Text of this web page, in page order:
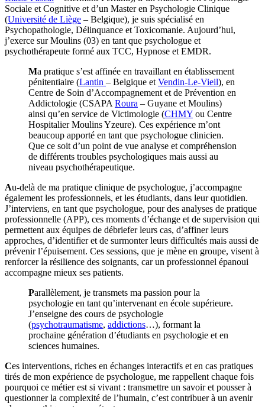
Sociale et Cognitive et d’un Master en Psychologie Clinique
(Université de Liège – Belgique), je suis spécialisé en
Psychopathologie, Délinquance et Toxicomanie. Aujourd’hui,
j’exerce sur Moulins (03) en tant que psychologue et
psychothérapeute formé aux TCC, Hypnose et EMDR.
Ma pratique s’est affinée en travaillant en établissement
pénitentiaire (Lantin – Belgique et Vendin-Le-Vieil), en
Centre de Soin d’Accompagnement et de Prévention en
Addictologie (CSAPA Roura – Guyane et Moulins)
ainsi qu’en service de Victimologie (CHMY ou Centre
Hospitalier Moulins Yzeure). Ces expérience m’ont
beaucoup apporté en tant que psychologue clinicien.
Que ce soit d’un point de vue analyse et compréhension
de différents troubles psychologiques mais aussi au
niveau psychothérapeutique.
Au-delà de ma pratique clinique de psychologue, j’accompagne
également les professionnels, et les étudiants, dans leur quotidien.
J’interviens, en tant que psychologue, pour des analyses de pratique
professionnelle (APP), ces moments d’échange et de supervision qui
permettent aux équipes de débriefer leurs cas, d’affiner leurs
approches, d’identifier et de surmonter leurs difficultés mais aussi de
prévenir l’épuisement. Ces sessions, que je mène en groupe, visent à
renforcer la résilience des soignants, car un professionnel épanoui
accompagne mieux ses patients.
Parallèlement, je transmets ma passion pour la
psychologie en tant qu’intervenant en école supérieure.
J’enseigne des cours de psychologie
(psychotraumatisme, addictions…), formant la
prochaine génération d’étudiants en psychologie et en
sciences humaines.
Ces interventions, riches en échanges interactifs et en cas pratiques
tirés de mon expérience de psychologue, me rappellent chaque fois
pourquoi ce métier est si vivant : transmettre un savoir et pousser à
questionner la complexité de l’humain, c’est contribuer à un avenir